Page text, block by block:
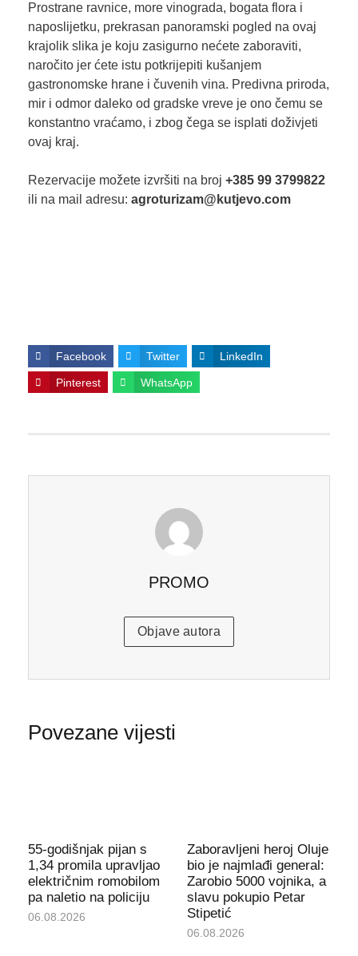
Prostrane ravnice, more vinograda, bogata flora i
naposlijetku, prekrasan panoramski pogled na ovaj
krajolik slika je koju zasigurno nećete zaboraviti,
naročito jer ćete istu potkrijepiti kušanjem
gastronomske hrane i čuvenih vina. Predivna priroda,
mir i odmor daleko od gradske vreve je ono čemu se
konstantno vraćamo, i zbog čega se isplati doživjeti
ovaj kraj.
Rezervacije možete izvršiti na broj +385 99 3799822
ili na mail adresu: agroturizam@kutjevo.com
Facebook Twitter LinkedIn
Pinterest WhatsApp
PROMO
Objave autora
Povezane vijesti
55-godišnjak pijan s
1,34 promila upravljao
električnim romobilom
pa naletio na policiju
06.08.2026
Zaboravljeni heroj Oluje
bio je najmlađi general:
Zarobio 5000 vojnika, a
slavu pokupio Petar
Stipetić
06.08.2026